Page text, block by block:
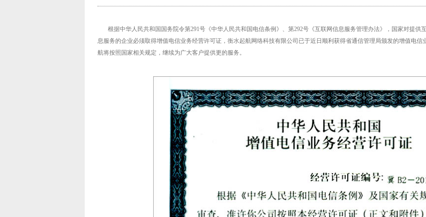
根据中华人民共和国国务院令第291号《中华人民共和国电信条例》、第292号《互联网信息服务管理办法》，国家对提供
息服务的企业必须取得增值电信业务经营许可证， 衡水起航网络科技有限公司已于近日顺利获得省通信管理局颁发的增值电信
航将按照国家相关规定，继续为广大客户提供更的服务。